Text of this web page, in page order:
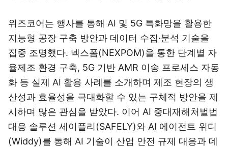
위즈코어는 행사를 통해 AI 및 5G 특화망을 활용한
지능형 공장 구축 방안과 데이터 수집·분석 기술을
집중 조명했다. 넥스폼(NEXPOM)을 통한 단계별 자
율제조 환경 구축, 5G 기반 AMR 이송 프로세스 자동
화 등 실제 AI 활용 사례를 소개하며 제조 현장의 생
산성과 효율성을 극대화할 수 있는 구체적 방안을 제
시하며 많은 관심을 받았다. 이어 AI 중대재해처벌법
대응 솔루션 세이플리(SAFELY)와 AI 에이전트 위디
(Widdy)를 통해 AI 기술이 산업 안전 규제 대응과 데